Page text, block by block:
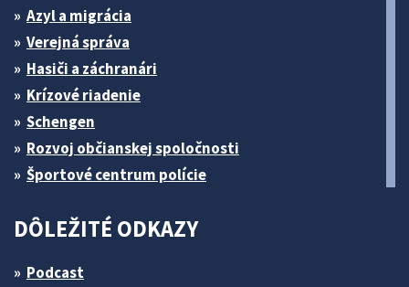
Azyl a migrácia
Verejná správa
Hasiči a záchranári
Krízové riadenie
Schengen
Rozvoj občianskej spoločnosti
Športové centrum polície
DÔLEŽITÉ ODKAZY
Podcast